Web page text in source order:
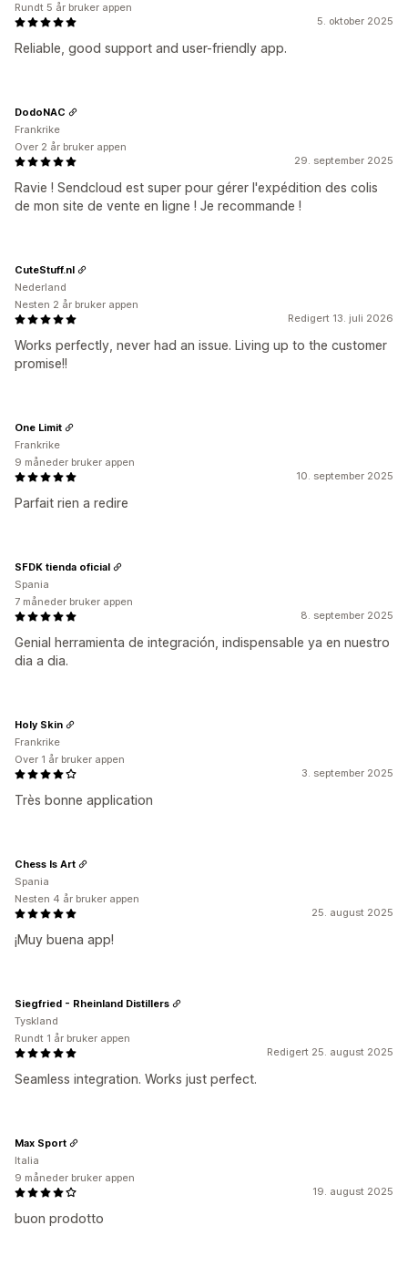
5. oktober 2025
Reliable, good support and user-friendly app.
Rundt 5 år bruker appen
29. september 2025
Ravie ! Sendcloud est super pour gérer l'expédition des colis
de mon site de vente en ligne ! Je recommande !
DodoNAC
Frankrike
Over 2 år bruker appen
Redigert 13. juli 2026
Works perfectly, never had an issue. Living up to the customer
promise!!
CuteStuff.nl
Nederland
Nesten 2 år bruker appen
10. september 2025
Parfait rien a redire
One Limit
Frankrike
9 måneder bruker appen
8. september 2025
Genial herramienta de integración, indispensable ya en nuestro
dia a dia.
SFDK tienda oficial
Spania
7 måneder bruker appen
3. september 2025
Très bonne application
Holy Skin
Frankrike
Over 1 år bruker appen
25. august 2025
¡Muy buena app!
Chess Is Art
Spania
Nesten 4 år bruker appen
Redigert 25. august 2025
Seamless integration. Works just perfect.
Siegfried - Rheinland Distillers
Tyskland
Rundt 1 år bruker appen
19. august 2025
buon prodotto
Max Sport
Italia
9 måneder bruker appen